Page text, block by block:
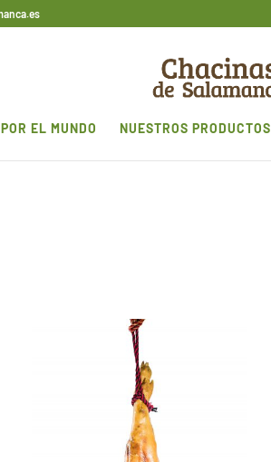
EL MUNDO NUESTROS PRODUCTOS